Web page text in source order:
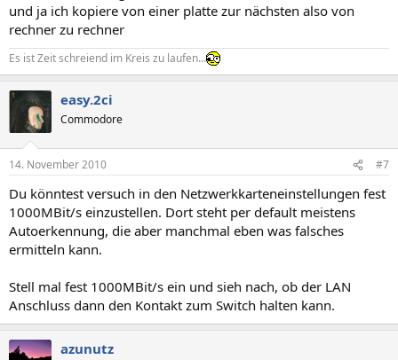
und ja ich kopiere von einer platte zur nächsten also von
rechner zu rechner
Es ist Zeit schreiend im Kreis zu laufen...
easy.2ci
Commodore
14. November 2010 #7
Du könntest versuch in den Netzwerkkarteneinstellungen fest
1000MBit/s einzustellen. Dort steht per default meistens
Autoerkennung, die aber manchmal eben was falsches
ermitteln kann.
Stell mal fest 1000MBit/s ein und sieh nach, ob der LAN
Anschluss dann den Kontakt zum Switch halten kann.
azunutz